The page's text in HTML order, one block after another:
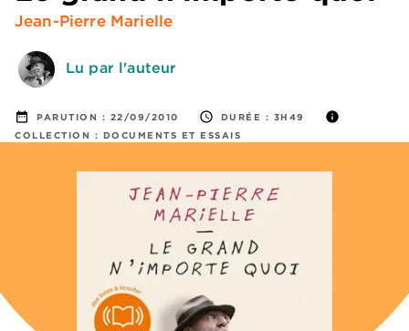
Jean-Pierre Marielle
Lu par l'auteur
date_range PARUTION : 22/09/2010 access_time DURÉE : 3H49 info
COLLECTION : DOCUMENTS ET ESSAIS